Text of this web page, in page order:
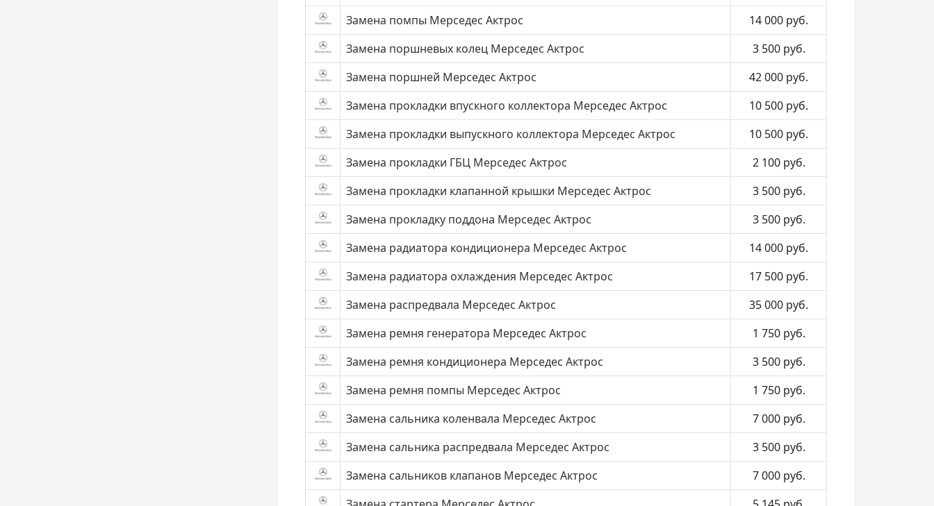
Замена помпы Мерседес Актрос
14 000 руб.
Замена поршневых колец Мерседес Актрос
3 500 руб.
Замена поршней Мерседес Актрос
42 000 руб.
Замена прокладки впускного коллектора Мерседес Актрос
10 500 руб.
Замена прокладки выпускного коллектора Мерседес Актрос
10 500 руб.
Замена прокладки ГБЦ Мерседес Актрос
2 100 руб.
Замена прокладки клапанной крышки Мерседес Актрос
3 500 руб.
Замена прокладку поддона Мерседес Актрос
3 500 руб.
Замена радиатора кондиционера Мерседес Актрос
14 000 руб.
Замена радиатора охлаждения Мерседес Актрос
17 500 руб.
Замена распредвала Мерседес Актрос
35 000 руб.
Замена ремня генератора Мерседес Актрос
1 750 руб.
Замена ремня кондиционера Мерседес Актрос
3 500 руб.
Замена ремня помпы Мерседес Актрос
1 750 руб.
Замена сальника коленвала Мерседес Актрос
7 000 руб.
Замена сальника распредвала Мерседес Актрос
3 500 руб.
Замена сальников клапанов Мерседес Актрос
7 000 руб.